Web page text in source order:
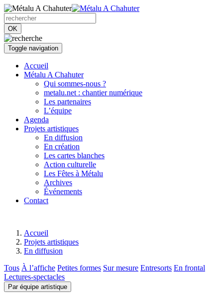
OK
Toggle navigation
Accueil
Métalu A Chahuter
Qui sommes-nous ?
metalu.net : chantier numérique
Les partenaires
L’équipe
Agenda
Projets artistiques
En diffusion
En création
Les cartes blanches
Action culturelle
Les Fêtes à Métalu
Archives
Événements
Contact
Accueil
Projets artistiques
En diffusion
Tous À l’affiche Petites formes Sur mesure Entresorts En frontal
Lectures-spectacles
Par équipe artistique